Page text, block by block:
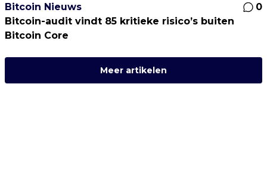
Bitcoin Nieuws
0
Bitcoin-audit vindt 85 kritieke risico’s buiten
Bitcoin Core
Meer artikelen